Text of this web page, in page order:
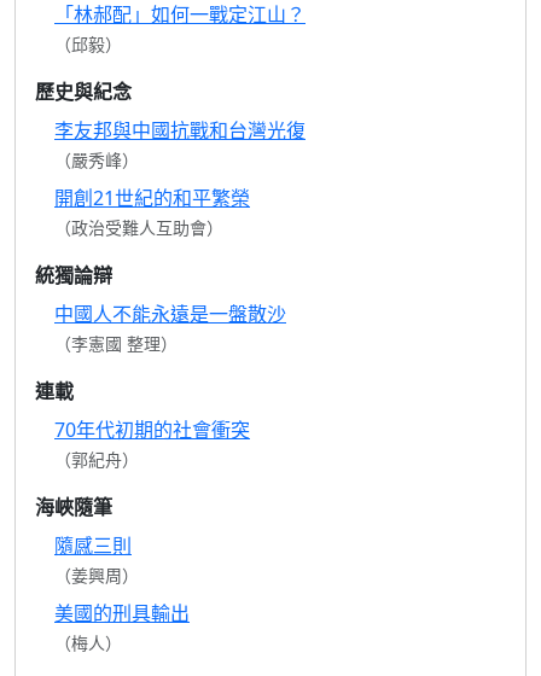
「林郝配」如何一戰定江山？
（邱毅）
歷史與紀念
李友邦與中國抗戰和台灣光復
（嚴秀峰）
開創21世紀的和平繁榮
（政治受難人互助會）
統獨論辯
中國人不能永遠是一盤散沙
（李憲國 整理）
連載
70年代初期的社會衝突
（郭紀舟）
海峽隨筆
隨感三則
（姜興周）
美國的刑具輸出
（梅人）